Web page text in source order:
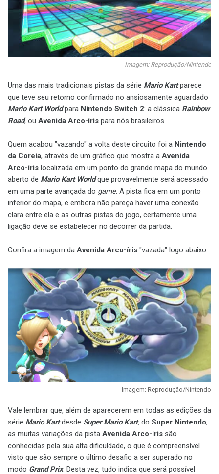
Imagem: Reprodução/Nintendo
Uma das mais tradicionais pistas da série Mario Kartparece
que teve seu retorno confirmado no ansiosamente aguardado
Mario Kart Worldpara Nintendo Switch 2: a clássica Rainbow
Road, ou Avenida Arco-íris para nós brasileiros.
Quem acabou "vazando" a volta deste circuito foi a Nintendo
da Coreia, através de um gráfico que mostra a Avenida
Arco-íris localizada em um ponto do grande mapa do mundo
aberto de Mario Kart Worldque provavelmente será acessado
em uma parte avançada do game. A pista fica em um ponto
inferior do mapa, e embora não pareça haver uma conexão
clara entre ela e as outras pistas do jogo, certamente uma
ligação deve se estabelecer no decorrer da partida.
Confira a imagem da Avenida Arco-íris "vazada" logo abaixo.
Imagem: Reprodução/Nintendo
Vale lembrar que, além de aparecerem em todas as edições da
série Mario Kartdesde Super Mario Kart, do Super Nintendo,
as muitas variações da pista Avenida Arco-íris são
conhecidas pela sua alta dificuldade, o que é compreensível
visto que são sempre o último desafio a ser superado no
modo Grand Prix. Desta vez, tudo indica que será possível